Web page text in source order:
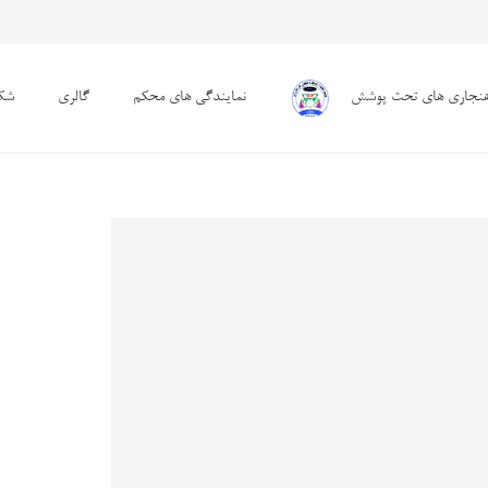
های تحت پوشش نمایندگی های محکم گالری